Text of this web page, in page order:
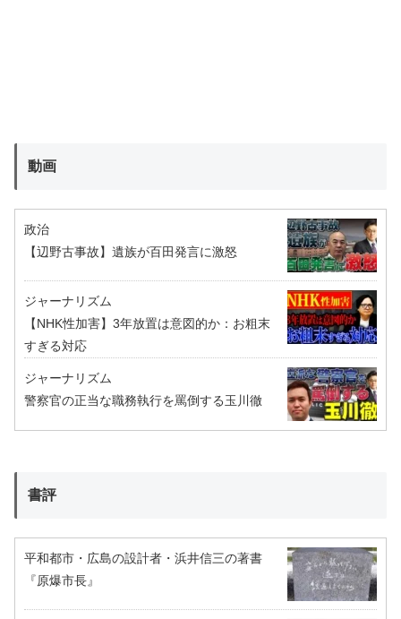
動画
政治
【辺野古事故】遺族が百田発言に激怒
ジャーナリズム
【NHK性加害】3年放置は意図的か：お粗末
すぎる対応
ジャーナリズム
警察官の正当な職務執行を罵倒する玉川徹
書評
平和都市・広島の設計者・浜井信三の著書
『原爆市長』